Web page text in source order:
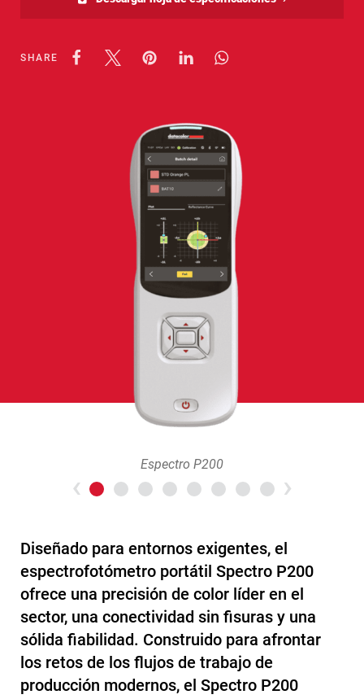
SHARE
Espectro P200
Previous
Diseñado para entornos exigentes, el
espectrofotómetro portátil Spectro P200
ofrece una precisión de color líder en el
sector, una conectividad sin fisuras y una
sólida fiabilidad. Construido para afrontar
los retos de los flujos de trabajo de
producción modernos, el Spectro P200